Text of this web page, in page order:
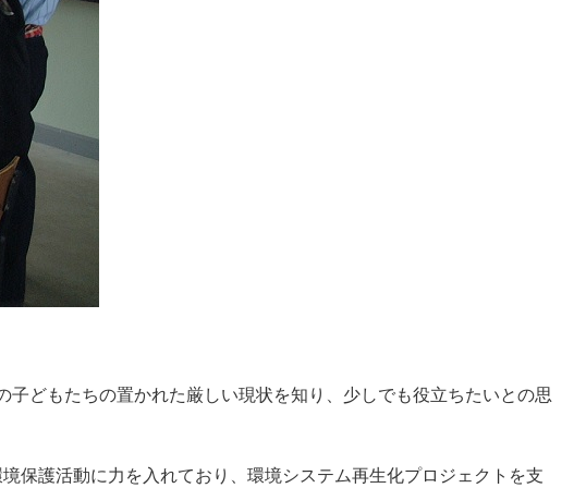
どもたちの置かれた厳しい現状を知り、少しでも役立ちたいとの思
保護活動に力を入れており、環境システム再生化プロジェクトを支